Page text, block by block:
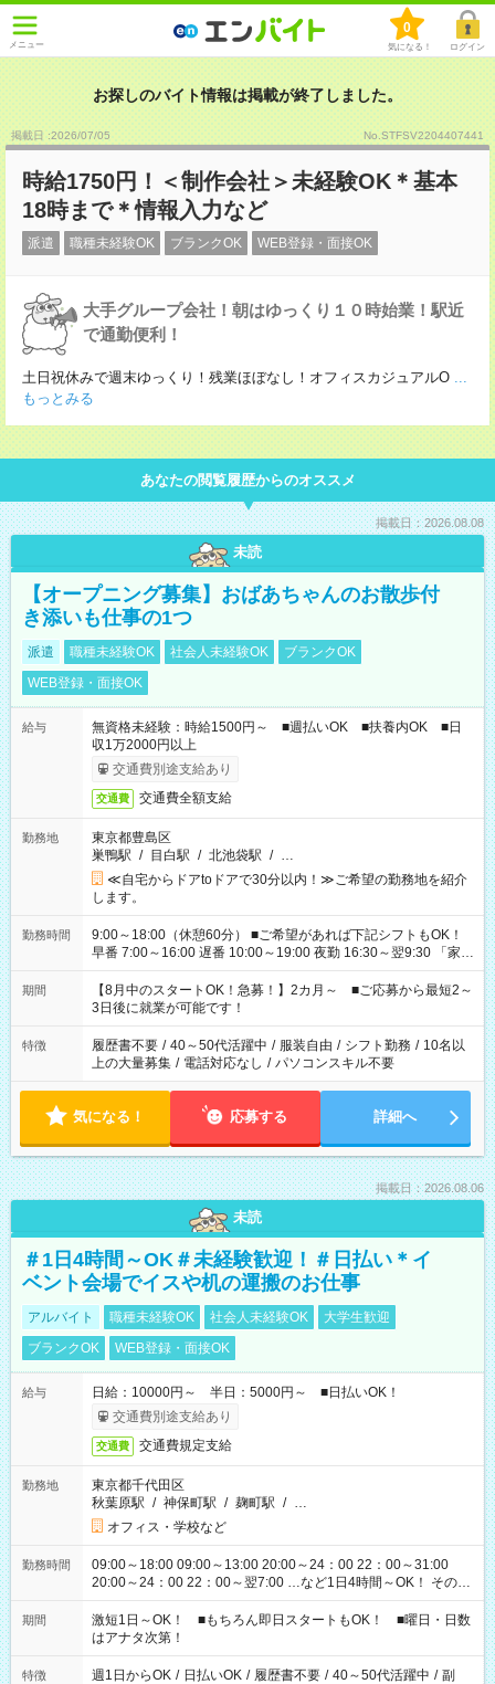
メニュー
0
気になる！ ログイン
お探しのバイト情報は掲載が終了しました。
掲載日 :2026/07/05 No.STFSV2204407441
時給1750円！＜制作会社＞未経験OK＊基本
18時まで＊情報入力など
派遣 職種未経験OK ブランクOK WEB登録・面接OK
大手グループ会社！朝はゆっくり１０時始業！駅近
で通勤便利！
土日祝休みで週末ゆっくり！残業ほぼなし！オフィスカジュアルO ...
もっとみる
あなたの閲覧履歴からのオススメ
掲載日：2026.08.08
未読
【オープニング募集】おばあちゃんのお散歩付
き添いも仕事の1つ
派遣 職種未経験OK 社会人未経験OK
ブランクOK
WEB登録・面接OK
給与
無資格未経験：時給1500円～ ■週払いOK ■扶養内OK ■日
収1万2000円以上
交通費別途支給あり
交通費 交通費全額支給
勤務地
東京都豊島区
巣鴨駅 / 目白駅 / 北池袋駅 / …
≪自宅からドアtoドアで30分以内！≫ご希望の勤務地を紹介
します。
勤務時間
9:00～18:00（休憩60分） ■ご希望があれば下記シフトもOK！
早番 7:00～16:00 遅番 10:00～19:00 夜勤 16:30～翌9:30 「家族
と休みを合わせたい」 「余裕を持って夕飯の準備がしたい」
「できれば残業はしたくない」 など、ご希望を教えてください
ね。 ※Wワーク希望の方へ 今ご覧のお仕事で希望する勤務時間
と、もう1つのお仕事の勤務時間。 合計で週40時間を超える場
合は応募できません。
期間
【8月中のスタートOK！急募！】2カ月～ ■ご応募から最短2～
3日後に就業が可能です！
特徴 履歴書不要 / 40～50代活躍中 / 服装自由 / シフト勤務 / 10名以
上の大量募集 / 電話対応なし / パソコンスキル不要
気になる！ 応募する 詳細へ
掲載日：2026.08.06
未読
＃1日4時間～OK＃未経験歓迎！＃日払い＊イ
ベント会場でイスや机の運搬のお仕事
アルバイト 職種未経験OK 社会人未経験OK
大学生歓迎
ブランクOK
WEB登録・面接OK
給与
日給：10000円～ 半日：5000円～ ■日払いOK！
交通費別途支給あり
交通費 交通費規定支給
勤務地
東京都千代田区
秋葉原駅 / 神保町駅 / 麹町駅 / …
オフィス・学校など
勤務時間
09:00～18:00 09:00～13:00 20:00～24：00 22：00～31:00
20:00～24：00 22：00～翌7:00 …など1日4時間～OK！ その他
シフトもございます！ お気軽にご相談ください！
期間
激短1日～OK！ ■もちろん即日スタートもOK！ ■曜日・日数
はアナタ次第！
特徴 週1日からOK / 日払いOK / 履歴書不要 / 40～50代活躍中 / 副